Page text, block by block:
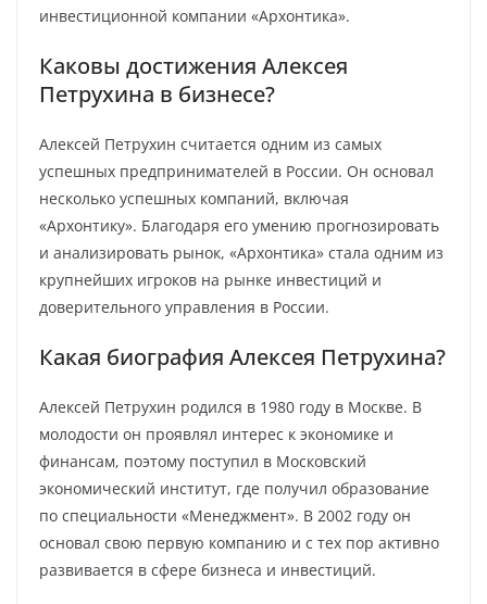
инвестиционной компании «Архонтика».
Каковы достижения Алексея
Петрухина в бизнесе?
Алексей Петрухин считается одним из самых
успешных предпринимателей в России. Он основал
несколько успешных компаний, включая
«Архонтику». Благодаря его умению прогнозировать
и анализировать рынок, «Архонтика» стала одним из
крупнейших игроков на рынке инвестиций и
доверительного управления в России.
Какая биография Алексея Петрухина?
Алексей Петрухин родился в 1980 году в Москве. В
молодости он проявлял интерес к экономике и
финансам, поэтому поступил в Московский
экономический институт, где получил образование
по специальности «Менеджмент». В 2002 году он
основал свою первую компанию и с тех пор активно
развивается в сфере бизнеса и инвестиций.